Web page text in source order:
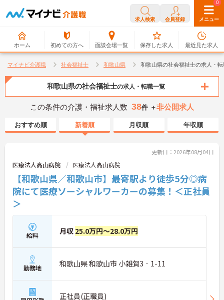
求人検索 会員登録 メニュー
ホーム 初めての方へ 面談会場一覧
0
保存した求人
0
最近見た求人
マイナビ介護職 社会福祉士 和歌山県 和歌山県の社会福祉士の求人・
和歌山県の社会福祉士の求人・転職一覧
この条件の介護・福祉求人数 38件 ＋非公開求人
おすすめ順 新着順 月収順 年収順
更新日：2026年08月04日
医療法人高山病院 医療法人高山病院
【和歌山県／和歌山市】最寄駅より徒歩5分◎病
院にて医療ソーシャルワーカーの募集！＜正社員
＞
給料 月収 25.0万円～28.0万円
勤務地 和歌山県 和歌山市 小雑賀3‐1-11
正社員(正職員)